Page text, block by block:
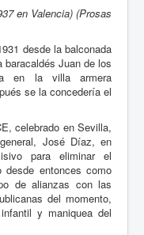
en Valencia) (Prosas
desde la balconada
Juan de los
en la villa armera
se la concedería el
celebrado en Sevilla,
José Díaz, en
para eliminar el
entonces como
de alianzas con las
del momento,
y maniquea del